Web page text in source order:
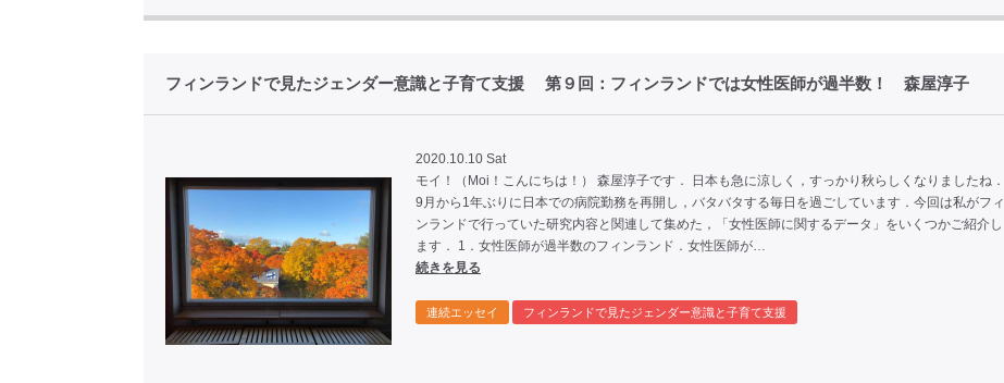
フィンランドで見たジェンダー意識と子育て支援 第９回：フィンランドでは女性医師が過半数！ 森屋淳子
2020.10.10 Sat
モイ！（Moi！こんにちは！） 森屋淳子です． 日本も急に涼しく，すっかり秋らしくなりましたね．
9月から1年ぶりに日本での病院勤務を再開し，バタバタする毎日を過ごしています．今回は私がフィ
ンランドで行っていた研究内容と関連して集めた，「女性医師に関するデータ」をいくつかご紹介し
ます． 1．女性医師が過半数のフィンランド．女性医師が…
続きを見る
連続エッセイ フィンランドで見たジェンダー意識と子育て支援